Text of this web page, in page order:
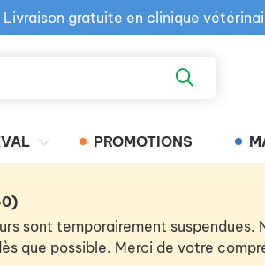
Livraison gratuite en clinique
Retour produit gratuit en clinique
PROMOTIONS
sont temporairement
que possible. Merci de votre